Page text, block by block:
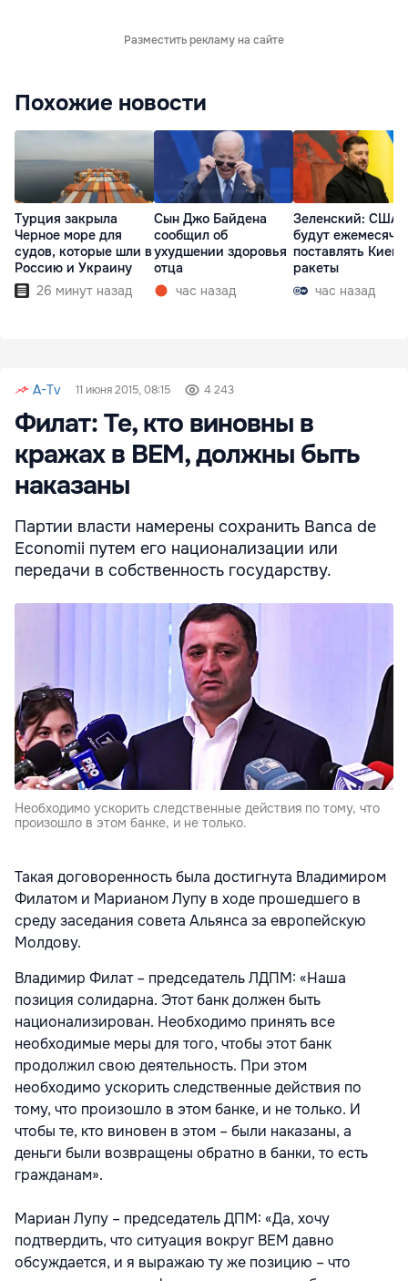
Разместить рекламу на сайте
Похожие новости
Турция закрыла
Черное море для
судов, которые шли в
Россию и Украину
26 минут назад
Сын Джо Байдена
сообщил об
ухудшении здоровья
отца
час назад
Зеленский: США
будут
поставлять Киеву
ракеты
час назад
A-Tv 11 июня 2015, 08:15 4 243
Филат: Те, кто виновны в
кражах в BEM, должны быть
наказаны
Партии власти намерены сохранить Banca de
Economii путем его национализации или
передачи в собственность государству.
Необходимо ускорить следственные действия по тому, что
произошло в этом банке, и не только.
Такая договоренность была достигнута Владимиром
Филатом и Марианом Лупу в ходе прошедшего в
среду заседания совета Альянса за европейскую
Молдову.
Владимир Филат – председатель ЛДПМ: «Наша
позиция солидарна. Этот банк должен быть
национализирован. Необходимо принять все
необходимые меры для того, чтобы этот банк
продолжил свою деятельность. При этом
необходимо ускорить следственные действия по
тому, что произошло в этом банке, и не только. И
чтобы те, кто виновен в этом – были наказаны, а
деньги были возвращены обратно в банки, то есть
гражданам».
Мариан Лупу – председатель ДПМ: «Да, хочу
подтвердить, что ситуация вокруг ВЕМ давно
обсуждается, и я выражаю ту же позицию – что